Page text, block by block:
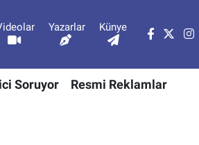
Yazarlar Künye
Soruyor Resmi Reklamlar